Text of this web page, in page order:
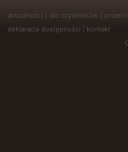
aktualności dla czytelników
deklaracja dostępności
kontakt